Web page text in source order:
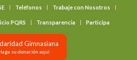
Teléfonos Trabaje con Nosotros
PQRS Transparencia Participa
Gimnasiana
su donación aquí